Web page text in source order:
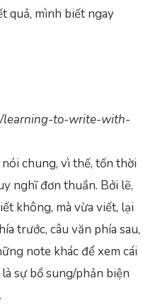
quả, mình biết ngay
learning-to-write-with-
chung, vì thế, tốn thời
nghĩ đơn thuần. Bởi lẽ,
không, mà vừa viết, lại
trước, câu văn phía sau,
note khác để xem cái
sự bổ sung/phản biện